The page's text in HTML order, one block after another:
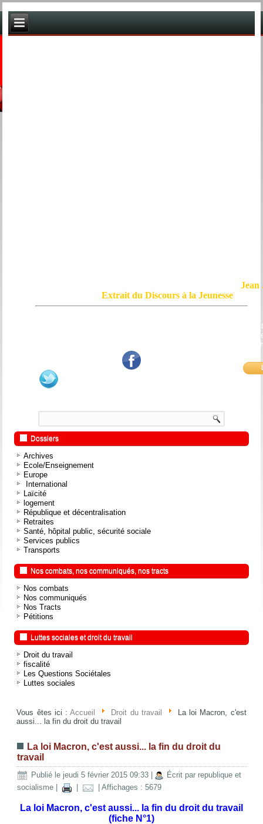
Jean
Extrait du Discours à la Jeunesse
mensonge triomphant qui passe, et de ne pas faire écho, de notre
bouche et de nos mains aux applaudissements imbéciles et aux
Dossiers
Archives
Ecole/Enseignement
Europe
International
Laïcité
logement
République et décentralisation
Retraites
Santé, hôpital public, sécurité sociale
Services publics
Transports
Nos combats, nos communiqués, nos tracts
Nos combats
Nos communiqués
Nos Tracts
Pétitions
Luttes sociales et droit du travail
Droit du travail
fiscalité
Les Questions Sociétales
Luttes sociales
Vous êtes ici :Accueil Droit du travail
La loi Macron, c'est
aussi... la fin du droit du travail
La loi Macron, c'est aussi... la fin du droit du
travail
Publié le jeudi 5 février 2015 09:33
Écrit par republique et
socialisme
| Affichages : 5679
La loi Macron, c'est aussi... la fin du droit du travail
(fiche N°1)